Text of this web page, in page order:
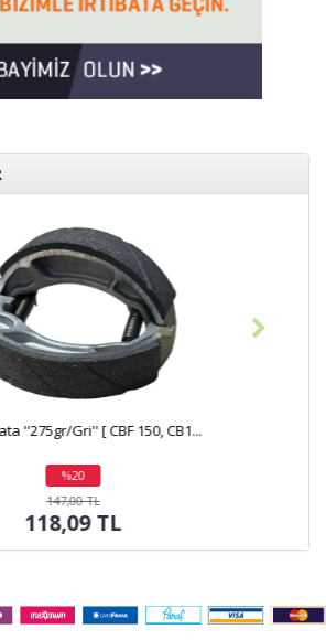
Balata ''230gr/Yeşil'' [ CG, SCT 15...
indirim
196,00 TL
166,60 TL